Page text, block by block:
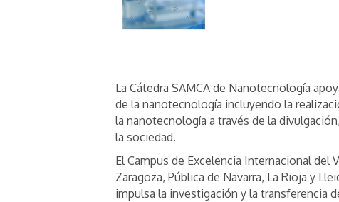
La Cátedra SAMCA de Nanotecnología
de la nanotecnología incluyendo la
la nanotecnología a través de la
la sociedad.
El Campus de Excelencia Internacional del
Zaragoza, Pública de Navarra, La Rioja y
impulsa la investigación y la transferencia